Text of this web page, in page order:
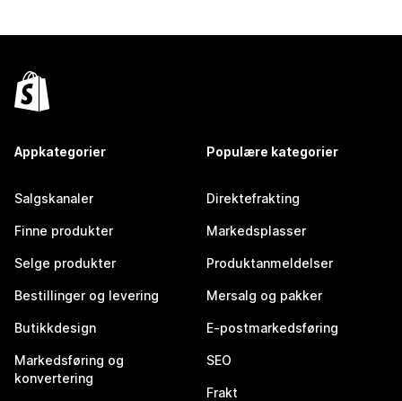
Appkategorier
Salgskanaler
Finne produkter
Selge produkter
Bestillinger og levering
Butikkdesign
Markedsføring og
konvertering
Populære kategorier
Direktefrakting
Markedsplasser
Produktanmeldelser
Mersalg og pakker
E-postmarkedsføring
SEO
Frakt